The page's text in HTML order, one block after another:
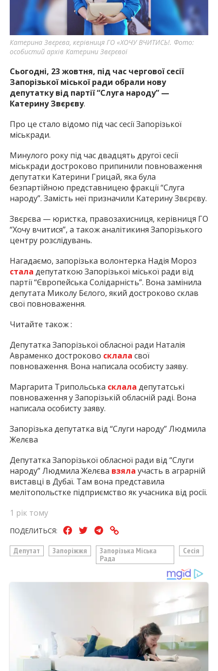
найважливішу інформацію про події
міста Запоріжжя та області.
Катерина Звєрєва, керівниця ГО «ХОЧУ ВЧИТИСЬ!. Фото:
особистий архів Катерини Звєрєвої
Сьогодні, 23 жовтня, під час чергової сесії
Запорізької міської ради обрали нову
депутатку від партії “Слуга народу” —
Катерину Звєрєву.
Про це стало відомо під час сесії Запорізької
міськради.
Минулого року під час двадцять другої сесії
міськради достроково припинили повноваження
депутатки Катерини Грицай, яка була
безпартійною представницею фракції “Слуга
народу”. Замість неї призначили Катерину Звєрєву.
Звєрєва — юристка, правозахисниця, керівниця ГО
“Хочу вчитися”, а також аналітикиня Запорізького
центру розслідувань.
Нагадаємо, запорізька волонтерка Надія Мороз
стала депутаткою Запорізької міської ради від
партії “Європейська Солідарність”. Вона замінила
депутата Миколу Бєлого, який достроково склав
свої повноваження.
Читайте також :
Депутатка Запорізької обласної ради Наталія
Авраменко достроково склала свої
повноваження. Вона написала особисту заяву.
Маргарита Трипольська склала депутатські
повноваження у Запорізькій обласній раді. Вона
написала особисту заяву.
Запорізька депутатка від “Слуги народу” Людмила
Желєва
Депутатка Запорізької обласної ради від “Слуги
народу” Людмила Желєва взяла участь в аграрній
виставці в Дубаї. Там вона представила
мелітопольстке підприємство як учасника від росії.
1 рік тому
ПОДЕЛИТЬСЯ:
Депутат Запоріжжя
Запорізька Міська
Рада
Сесія